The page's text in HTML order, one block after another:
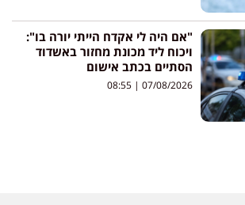
"אם היה לי אקדח הייתי יורה בו":
ויכוח ליד מכונת מחזור באשדוד
הסתיים בכתב אישום
07/08/2026